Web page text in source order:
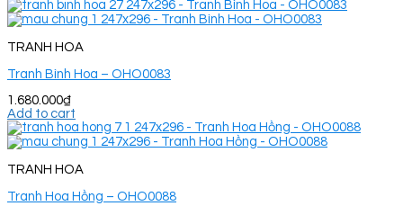
TRANH HOA
Tranh Bình Hoa – OHO0083
1.680.000₫
Add to cart
TRANH HOA
Tranh Hoa Hồng – OHO0088